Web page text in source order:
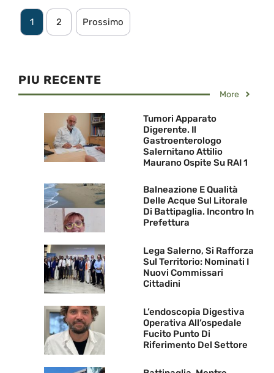
1 2 Prossimo
PIU RECENTE
More
Tumori Apparato
Digerente. Il
Gastroenterologo
Salernitano Attilio
Maurano Ospite Su RAI 1
Balneazione E Qualità
Delle Acque Sul Litorale
Di Battipaglia. Incontro In
Prefettura
Lega Salerno, Si Rafforza
Sul Territorio: Nominati I
Nuovi Commissari
Cittadini
L’endoscopia Digestiva
Operativa All’ospedale
Fucito Punto Di
Riferimento Del Settore